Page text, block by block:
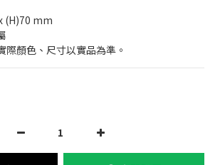
(H)70 mm
顏色、尺寸以實品為準。